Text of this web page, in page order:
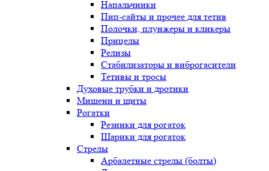
Напальчники
Пип-сайты и прочее для тетив
Полочки, плунжеры и кликеры
Прицелы
Релизы
Стабилизаторы и виброгасители
Тетивы и тросы
Духовые трубки и дротики
Мишени и щиты
Рогатки
Резинки для рогаток
Шарики для рогаток
Стрелы
Арбалетные стрелы (болты)